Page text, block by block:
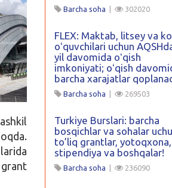
Barcha soha 302020
FLEX: Maktab, litsey va
oʻquvchilari uchun
yil davomida oʻqish
imkoniyati; oʻqish
barcha xarajatlar
Barcha soha 269503
Turkiye Burslari: barcha
bosqichlar va sohalar
to’liq grantlar, yotoqxona,
stipendiya va boshqalar!
Barcha soha 236090